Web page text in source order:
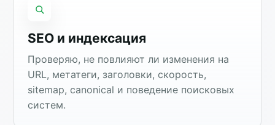
SEO и индексация
Проверяю, не повлияют ли изменения на
URL, метатеги, заголовки, скорость,
sitemap, canonical и поведение поисковых
систем.